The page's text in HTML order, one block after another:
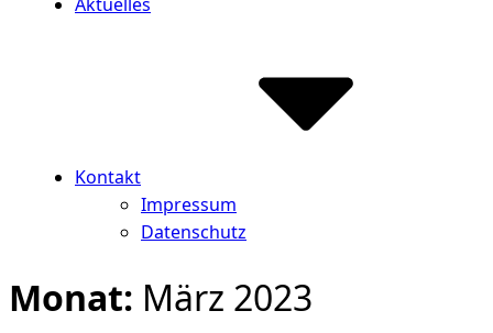
Kontakt
Impressum
Datenschutz
Monat: März 2023